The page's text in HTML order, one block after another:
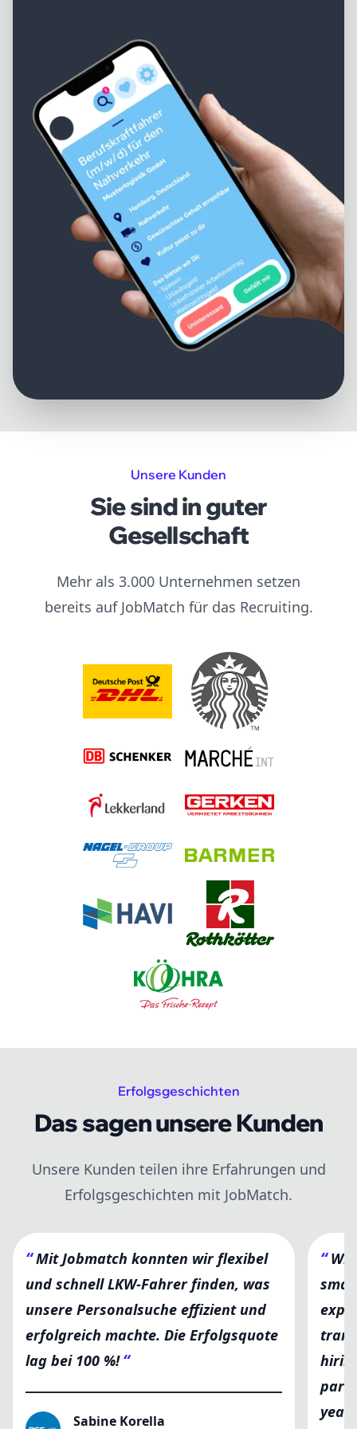
Unsere Kunden
Sie sind in guter
Gesellschaft
Mehr als 3.000 Unternehmen setzen
bereits auf JobMatch für das Recruiting.
Erfolgsgeschichten
Das sagen unsere Kunden
Unsere Kunden teilen ihre Erfahrungen und
Erfolgsgeschichten mit JobMatch.
“Mit Jobmatch konnten wir flexibel
und schnell LKW-Fahrer finden, was
unsere Personalsuche effizient und
erfolgreich machte. Die Erfolgsquote
lag bei 100 %! “
Sabine Korella
“